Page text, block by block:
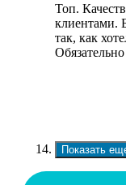
Топ.
клиентами.
так, как
Показать